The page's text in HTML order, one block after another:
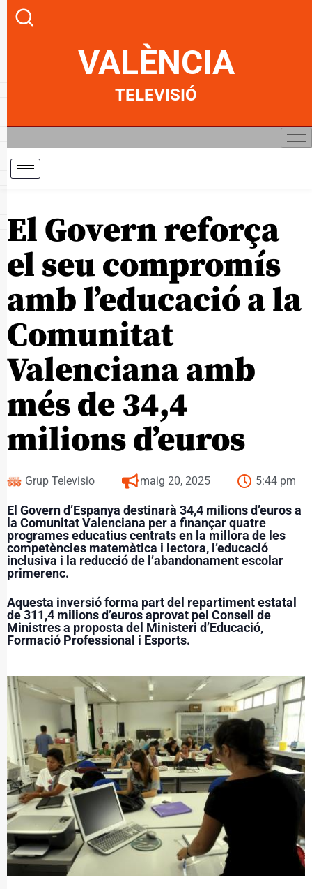
VALÈNCIA
TELEVISIÓ
El Govern reforça
el seu compromís
amb l’educació a la
Comunitat
Valenciana amb
més de 34,4
milions d’euros
Grup Televisio maig 20, 2025 5:44 pm
El Govern d’Espanya destinarà 34,4 milions d’euros a
la Comunitat Valenciana per a finançar quatre
programes educatius centrats en la millora de les
competències matemàtica i lectora, l’educació
inclusiva i la reducció de l’abandonament escolar
primerenc.
Aquesta inversió forma part del repartiment estatal
de 311,4 milions d’euros aprovat pel Consell de
Ministres a proposta del Ministeri d’Educació,
Formació Professional i Esports.